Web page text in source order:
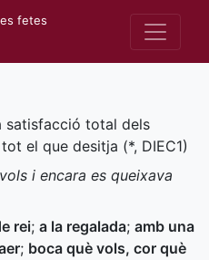
fetes
satisfacció total dels
el que desitja (*, DIEC1)
i encara es queixava
rei; a la regalada; amb una
; boca què vols, cor què